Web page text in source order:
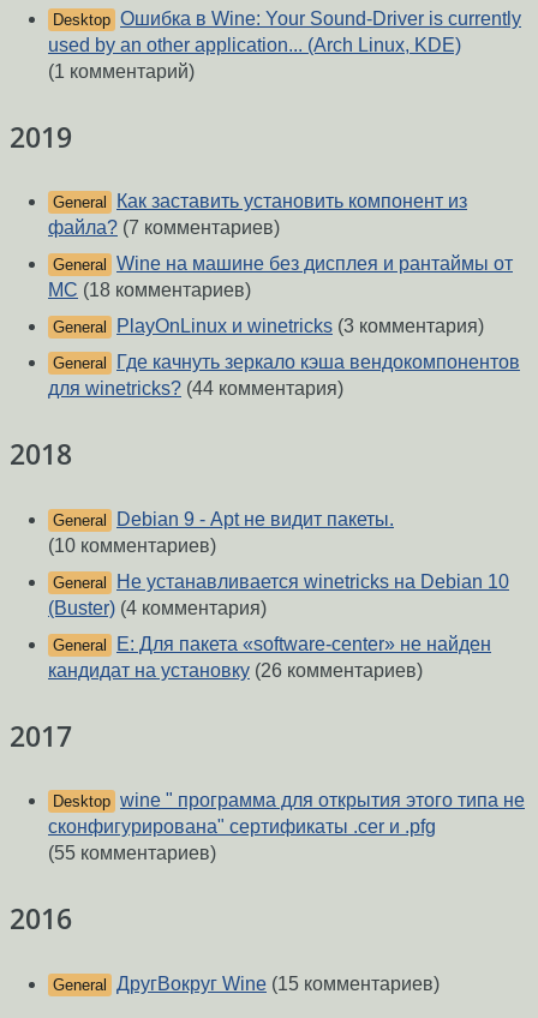
Desktop Ошибка в Wine: Your Sound-Driver is currently
used by an other application... (Arch Linux, KDE)
(1 комментарий)
2019
General
Как заставить установить компонент из
файла? (7 комментариев)
General
Wine на машине без дисплея и рантаймы от
МС (18 комментариев)
General PlayOnLinux и winetricks (3 комментария)
General
Где качнуть зеркало кэша вендокомпонентов
для winetricks? (44 комментария)
2018
General
Debian 9 - Аpt не видит пакеты.
(10 комментариев)
General
Не устанавливается winetricks на Debian 10
(Buster) (4 комментария)
General
E: Для пакета «software-center» не найден
кандидат на установку (26 комментариев)
2017
Desktop wine " программа для открытия этого типа не
сконфигурирована" сертификаты .cer и .pfg
(55 комментариев)
2016
General ДругВокруг Wine (15 комментариев)